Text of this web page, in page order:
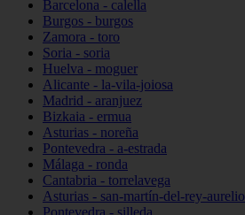
Barcelona - calella
Burgos - burgos
Zamora - toro
Soria - soria
Huelva - moguer
Alicante - la-vila-joiosa
Madrid - aranjuez
Bizkaia - ermua
Asturias - noreña
Pontevedra - a-estrada
Málaga - ronda
Cantabria - torrelavega
Asturias - san-martín-del-rey-aurelio
Pontevedra - silleda